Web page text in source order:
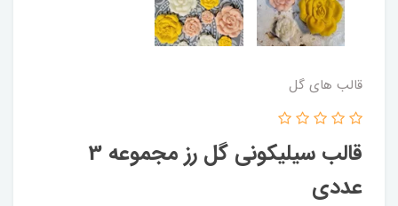
قالب های گل
قالب سیلیکونی گل رز مجموعه 3
عددی